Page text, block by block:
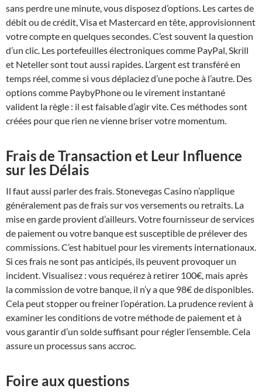
sans perdre une minute, vous disposez d’options. Les cartes de
débit ou de crédit, Visa et Mastercard en tête, approvisionnent
votre compte en quelques secondes. C’est souvent la question
d’un clic. Les portefeuilles électroniques comme PayPal, Skrill
et Neteller sont tout aussi rapides. L’argent est transféré en
temps réel, comme si vous déplaciez d’une poche à l’autre. Des
options comme PaybyPhone ou le virement instantané
valident la règle : il est faisable d’agir vite. Ces méthodes sont
créées pour que rien ne vienne briser votre momentum.
Frais de Transaction et Leur Influence
sur les Délais
Il faut aussi parler des frais. Stonevegas Casino n’applique
généralement pas de frais sur vos versements ou retraits. La
mise en garde provient d’ailleurs. Votre fournisseur de services
de paiement ou votre banque est susceptible de prélever des
commissions. C’est habituel pour les virements internationaux.
Si ces frais ne sont pas anticipés, ils peuvent provoquer un
incident. Visualisez : vous requérez à retirer 100€, mais après
la commission de votre banque, il n’y a que 98€ de disponibles.
Cela peut stopper ou freiner l’opération. La prudence revient à
examiner les conditions de votre méthode de paiement et à
vous garantir d’un solde suffisant pour régler l’ensemble. Cela
assure un processus sans accroc.
Foire aux questions